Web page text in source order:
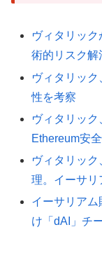
ヴィタリッ
術的リスク解
ヴィタリッ
性を考察
ヴィタリッ
Ethereum安
ヴィタリッ
理。イーサリ
イーサリアム
け「dAI」チ